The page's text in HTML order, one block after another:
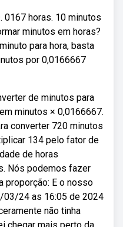
0167 horas. 10 minutos
minutos em horas?
para hora, basta
por 0,0166667
de minutos para
minutos × 0,0166667.
converter 720 minutos
134 pelo fator de
de horas
Nós podemos fazer
proporção: E o nosso
03/24 as 16:05 de 2024
não tinha